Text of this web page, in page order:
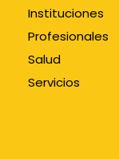
Instituciones
Profesionales
Salud
Servicios